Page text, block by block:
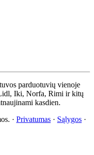
parduotuvių vienoje
Iki, Norfa, Rimi ir kitų
kasdien.
· Privatumas · Sąlygos ·